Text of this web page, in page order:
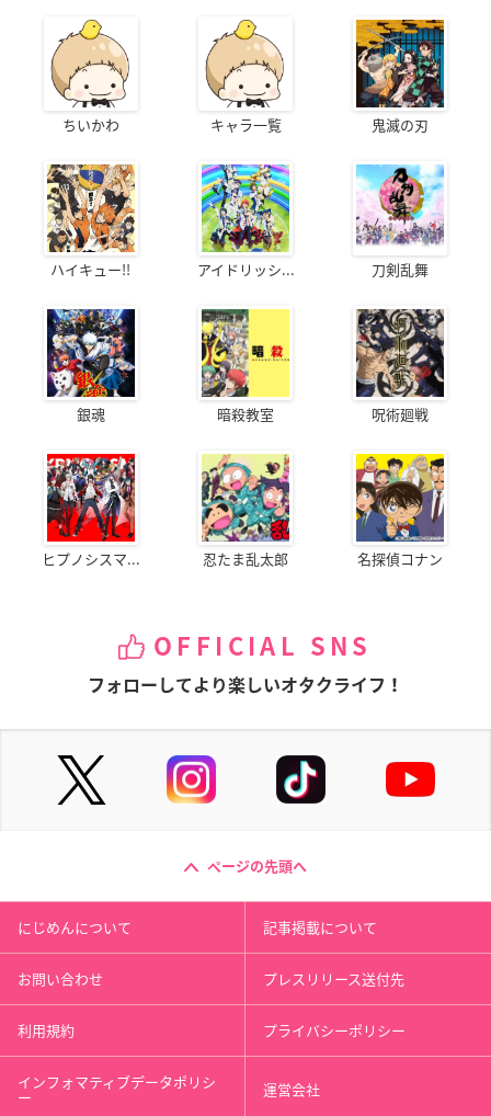
ちいかわ キャラ一覧 鬼滅の刃
ハイキュー!! アイドリッシ... 刀剣乱舞
銀魂 暗殺教室 呪術廻戦
ヒプノシスマ... 忍たま乱太郎 名探偵コナン
OFFICIAL SNS
フォローしてより楽しいオタクライフ！
ページの先頭へ
にじめんについて 記事掲載について
お問い合わせ プレスリリース送付先
利用規約 プライバシーポリシー
インフォマティブデータポリシ
ー 運営会社